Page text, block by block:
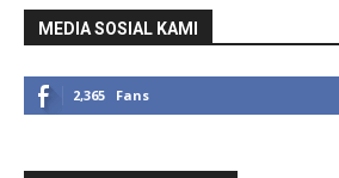
MEDIA SOSIAL KAMI
2,365 Fans